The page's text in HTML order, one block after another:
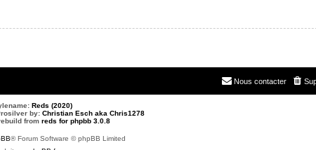
Nous contacter
Reds (2020)
by: Christian Esch aka Chris1278
from reds for phpbb 3.0.8
® Forum Software © phpBB Limited